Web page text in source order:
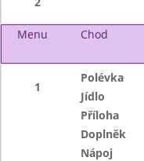
Menu Chod
1
Polévka
Jídlo
Příloha
Doplněk
Nápoj